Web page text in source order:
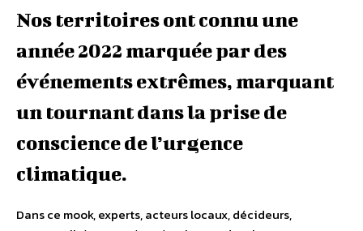
Nos territoires ont connu une
année 2022 marquée par des
événements extrêmes, marquant
un tournant dans la prise de
conscience de l’urgence
climatique.
Dans ce mook, experts, acteurs locaux, décideurs,